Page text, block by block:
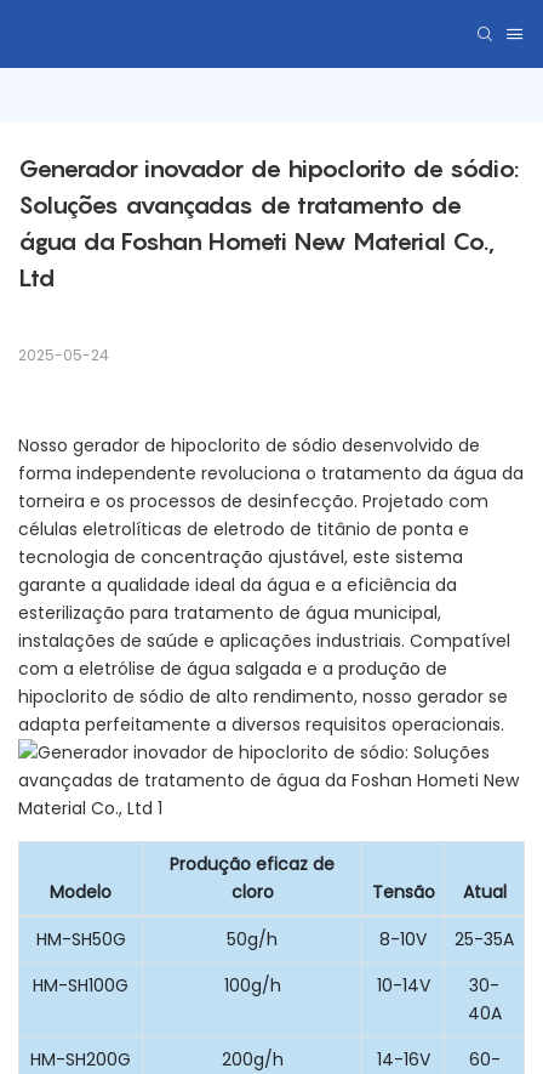
Generador inovador de hipoclorito de sódio:
Soluções avançadas de tratamento de
água da Foshan Hometi New Material Co.,
Ltd
2025-05-24
Nosso gerador de hipoclorito de sódio desenvolvido de
forma independente revoluciona o tratamento da água da
torneira e os processos de desinfecção. Projetado com
células eletrolíticas de eletrodo de titânio de ponta e
tecnologia de concentração ajustável, este sistema
garante a qualidade ideal da água e a eficiência da
esterilização para tratamento de água municipal,
instalações de saúde e aplicações industriais. Compatível
com a eletrólise de água salgada e a produção de
hipoclorito de sódio de alto rendimento, nosso gerador se
adapta perfeitamente a diversos requisitos operacionais.
Modelo
Produção eficaz de
cloro
Tensão
Atual
HM-SH50G
50g/h 8-10V
25-35A
HM-SH100G
100g/h 10-14V
30-
40A
HM-SH200G
200g/h 14-16V
60-